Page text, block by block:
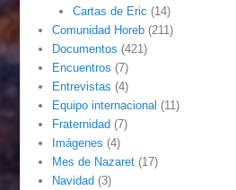
Cartas de Eric (14)
Comunidad Horeb (211)
Documentos (421)
Encuentros (7)
Entrevistas (4)
Equipo internacional (11)
Fraternidad (7)
Imágenes (4)
Mes de Nazaret (17)
Navidad (3)